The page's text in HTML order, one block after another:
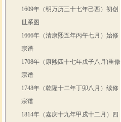
1609年（明万历三十七年己西）初创
世系图
1666年（清康熙五年丙午七月）始修
宗谱
1708年（康熙四十七年戊子八月)重修
宗谱
1748年（乾隆十二年丁卯八月）续修
宗谱
1814年（嘉庆十九年甲戍十二月）四